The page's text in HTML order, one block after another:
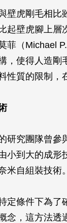
壁虎剛毛相比
起壁虎腳上層
菲（Michael
，使得人造剛
性質的限制，
研究團隊曾參
小到大的成形
米自組裝技術。
定條件下為了
念，這方法透